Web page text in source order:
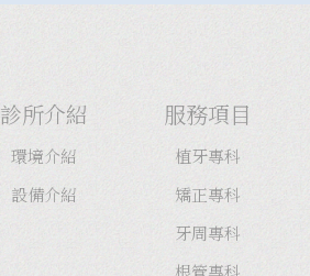
診所介紹 服務項目
環境介紹 植牙專科
設備介紹 矯正專科
牙周專科